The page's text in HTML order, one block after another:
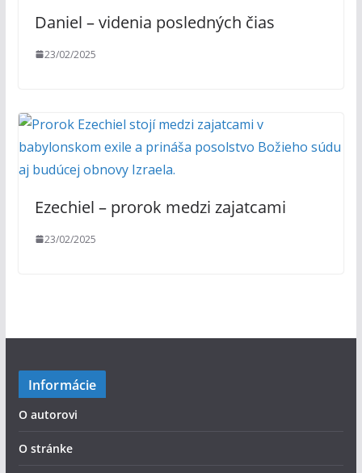
Daniel – videnia posledných čias
23/02/2025
Ezechiel – prorok medzi zajatcami
23/02/2025
Informácie
O autorovi
O stránke